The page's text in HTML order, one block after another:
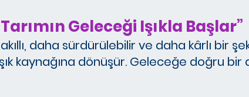
Geleceği Işıkla Başlar”
daha sürdürülebilir ve daha kârlı bir
kaynağına dönüşür. Geleceğe doğru